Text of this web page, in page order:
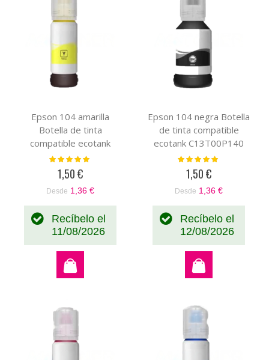
Epson 104 amarilla
Botella de tinta
compatible ecotank
C13T00P440
Valoración:
1,50 €
Desde 1,36 €
Recíbelo el
11/08/2026
Epson 104 negra Botella
de tinta compatible
ecotank C13T00P140
Valoración:
1,50 €
Desde 1,36 €
Recíbelo el
12/08/2026